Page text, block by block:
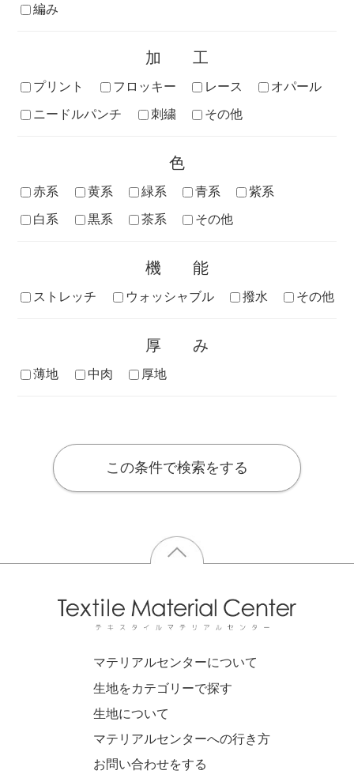
編み
加工
プリント フロッキー レース
オパール
ニードルパンチ
刺繍 その他
色
赤系 黄系 緑系 青系
紫系
白系
黒系 茶系 その他
機能
ストレッチ ウォッシャブル 撥水 その他
厚み
薄地 中肉 厚地
この条件で検索をする
マテリアルセンターについて
生地をカテゴリーで探す
生地について
マテリアルセンターへの行き方
お問い合わせをする